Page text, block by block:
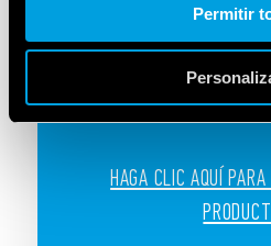
Permitir
Productos
auxiliares y control
HAGA CLIC AQUÍ